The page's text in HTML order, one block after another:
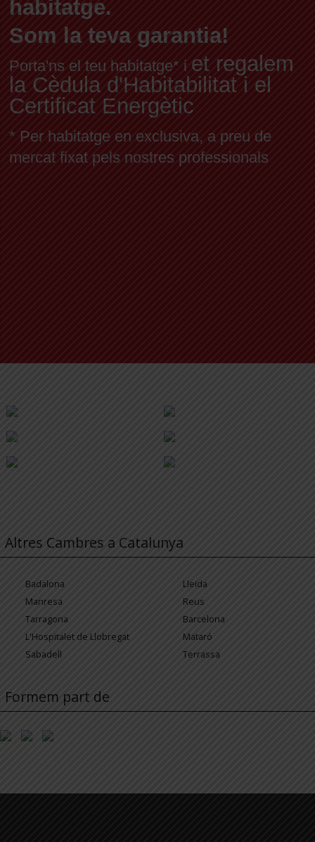
habitatge.
Som la teva garantia!
Porta'ns el teu habitatge* i et regalem
la Cèdula d'Habitabilitat i el
Certificat Energètic
* Per habitatge en exclusiva, a preu de
mercat fixat pels nostres professionals
Altres Cambres a Catalunya
Badalona
Lleida
Manresa
Reus
Tarragona
Barcelona
L'Hospitalet de Llobregat
Mataró
Sabadell
Terrassa
Formem part de